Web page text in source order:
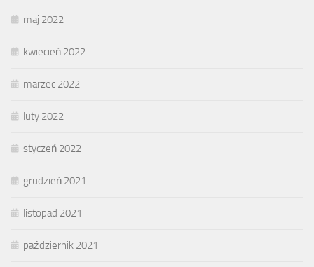
maj 2022
kwiecień 2022
marzec 2022
luty 2022
styczeń 2022
grudzień 2021
listopad 2021
październik 2021